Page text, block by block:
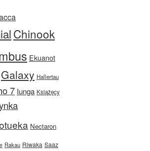
Chinook
Ekuanot
Galaxy Hallertau
7 Iunga Książęcy
Nectaron
Rakau Riwaka Saaz